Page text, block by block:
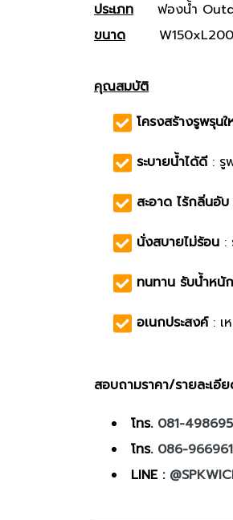
ประเภท ฟองน้ำ
ขนาด W150xL200
คุณสมบัติ
โครงสร้างรูพรุน
ระบายน้ำได้ดี: รู
สะอาด ไร้กลิ่นอับ
นั่งสบายไม่ร้อน:
ทนทาน รับน้ำหนั
อเนกประสงค์: เ
สอบถามราคา/รายละเอี
โทร. 081-
โทร. 086-
LINE :